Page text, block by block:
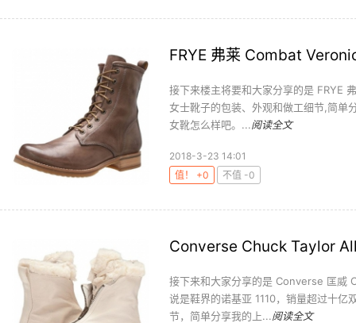
FRYE 弗莱 Combat
接下来楼主将要和大家分享的是 FRYE
女士靴子的包装、外观和做工细节,简单
女靴怎么样吧。...阅读全文
2018-3-23 14:01
值！ +0
不值 -0
Converse Chuck Taylor
接下来和大家分享的是 Converse 匡威
说是鞋界的诺基亚 1110，销量超过十亿
节，简单分享我的上...阅读全文